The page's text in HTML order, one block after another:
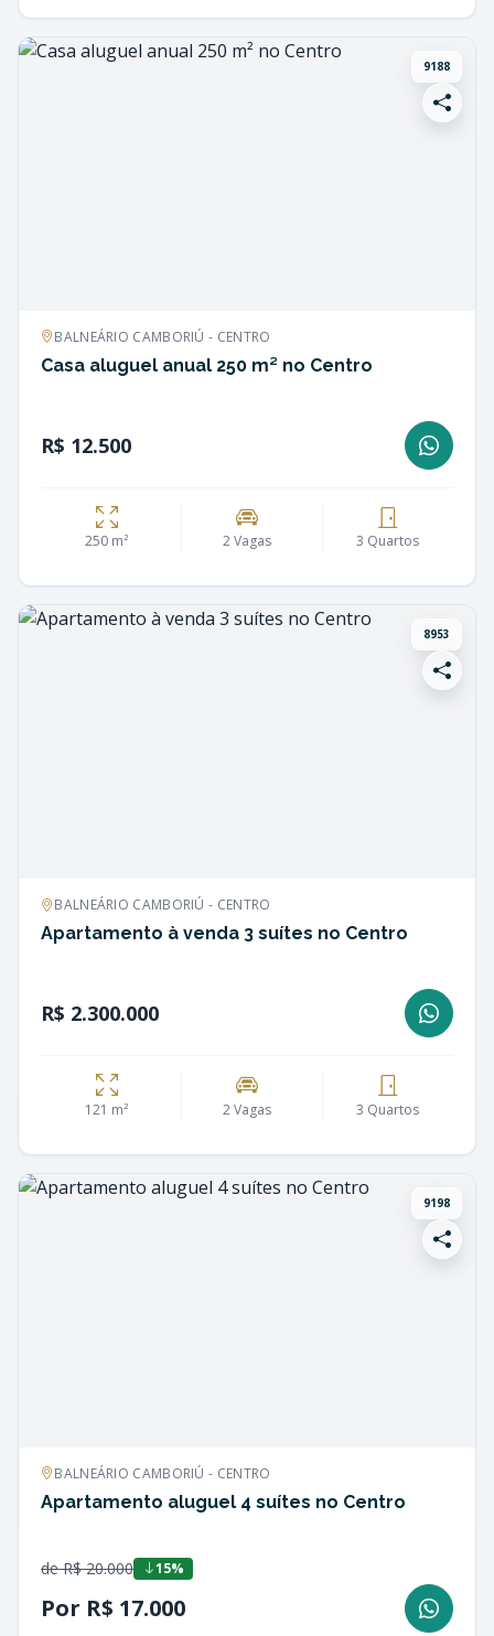
9188
BALNEÁRIO CAMBORIÚ - CENTRO
Casa aluguel anual 250 m² no Centro
R$ 12.500
250 m² 2 Vagas 3 Quartos
8953
BALNEÁRIO CAMBORIÚ - CENTRO
Apartamento à venda 3 suítes no Centro
R$ 2.300.000
121 m² 2 Vagas 3 Quartos
9198
BALNEÁRIO CAMBORIÚ - CENTRO
Apartamento aluguel 4 suítes no Centro
de R$ 20.000 15%
Por R$ 17.000